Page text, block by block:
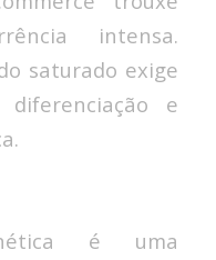
intensa.
saturado exige
e
é uma